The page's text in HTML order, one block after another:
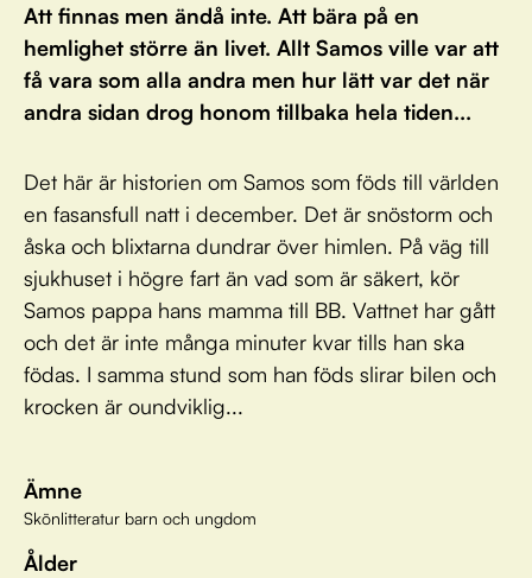
Att finnas men ändå inte. Att bära på en
hemlighet större än livet. Allt Samos ville var att
få vara som alla andra men hur lätt var det när
andra sidan drog honom tillbaka hela tiden...
Det här är historien om Samos som föds till världen
en fasansfull natt i december. Det är snöstorm och
åska och blixtarna dundrar över himlen. På väg till
sjukhuset i högre fart än vad som är säkert, kör
Samos pappa hans mamma till BB. Vattnet har gått
och det är inte många minuter kvar tills han ska
födas. I samma stund som han föds slirar bilen och
krocken är oundviklig...
Ämne
Skönlitteratur barn och ungdom
Ålder